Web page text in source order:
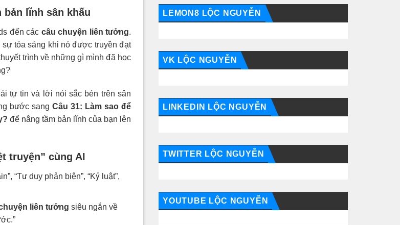
lĩnh sân khấu
đến các câu chuyện liên tưởng.
tỏa sáng khi nó được truyền đạt
trình về những gì mình đã học
tự tin và lời nói sắc bén trên sân
bước sang Câu 31: Làm sao để
để nâng tầm bản lĩnh của bạn lên
truyện” cùng AI
“Tư duy phản biện”, “Kỷ luật”,
liên tưởng siêu ngắn về
LEMON8 LỘC NGUYỄN
VK LỘC NGUYỄN
LINKEDIN LỘC NGUYỄN
TWITTER LỘC NGUYỄN
YOUTUBE LỘC NGUYỄN